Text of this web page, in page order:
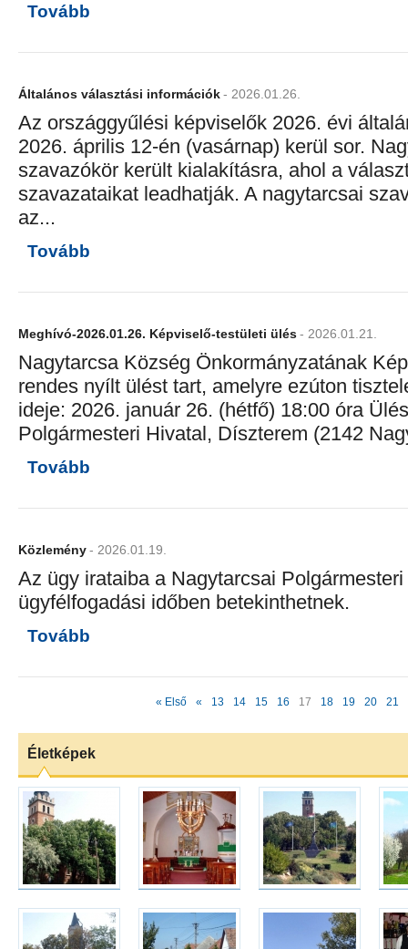
Tovább
Általános választási információk- 2026.01.26.
Az országgyűlési képviselők 2026. évi
2026. április 12-én (vasárnap) kerül sor.
szavazókör került kialakításra, ahol a
szavazataikat leadhatják. A nagytarcsai
az...
Tovább
Meghívó-2026.01.26. Képviselő-testületi ülés- 2026.01.21.
Nagytarcsa Község Önkormányzatának
rendes nyílt ülést tart, amelyre ezúton
ideje: 2026. január 26. (hétfő) 18:00 óra
Polgármesteri Hivatal, Díszterem (2142
Tovább
Közlemény- 2026.01.19.
Az ügy irataiba a Nagytarcsai
ügyfélfogadási időben betekinthetnek.
Tovább
« Első « 13 14 15 16 17 18 19 20 21
Életképek